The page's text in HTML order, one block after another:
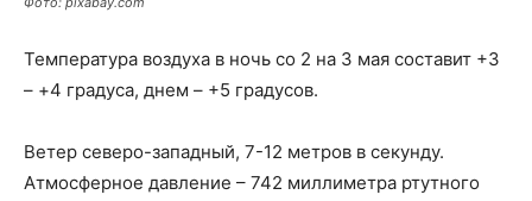
Температура воздуха в ночь со 2 на 3 мая составит +3
– +4 градуса, днем – +5 градусов.
Ветер северо-западный, 7-12 метров в секунду.
Атмосферное давление – 742 миллиметра ртутного